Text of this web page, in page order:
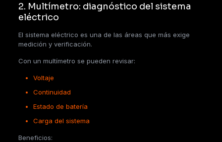
2. Multímetro: diagnóstico del sistema
eléctrico
El sistema eléctrico es una de las áreas que más exige
medición y verificación.
Con un multímetro se pueden revisar:
Voltaje
Continuidad
Estado de batería
Carga del sistema
Beneficios: